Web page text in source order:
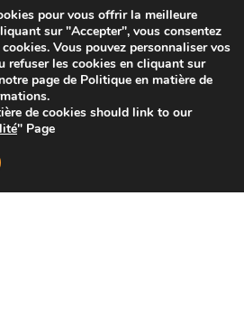
Sidekick Interactive Inc.
pour vous offrir la meilleure
sur "Accepter", vous consentez
Vous pouvez personnaliser vos
refuser les cookies en cliquant sur
page de Politique en matière de
de cookies should link to our
" Page